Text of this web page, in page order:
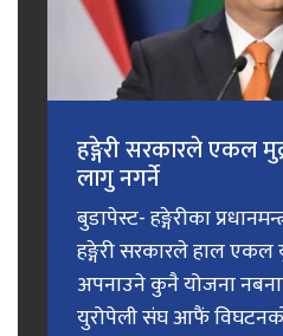
हङ्गेरी सरकारले एकल
लागु नगर्ने
बुडापेस्ट- हङ्गेरीका
हङ्गेरी सरकारले हाल एकल
अपनाउने कुनै योजना
युरोपेली संघ आफैं